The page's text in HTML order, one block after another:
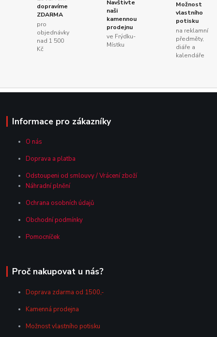
dopravíme
ZDARMA
pro
objednávky
nad 1 500
Kč
Navštivte
naši
kamennou
prodejnu
ve Frýdku-
Místku
Možnost
vlastního
potisku
na reklamní
předměty,
diáře a
kalendáře
Informace pro zákazníky
O nás
Doprava a platba
Odstoupeni od smlouvy / Vrácení zboží
Náhradní plnění
Ochrana osobních údajů
Obchodní podmínky
Pomocníček
Proč nakupovat u nás?
Doprava zdarma od 1500,-
Kamenná prodejna
Možnost vlastního potisku